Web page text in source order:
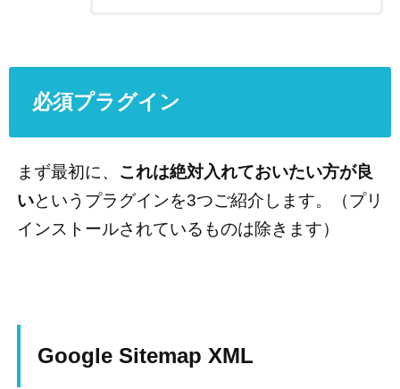
必須プラグイン
まず最初に、
これは絶対入れておいたい方が良
いというプラグインを3つご紹介します。（プリ
インストールされているものは除きます）
Google Sitemap XML